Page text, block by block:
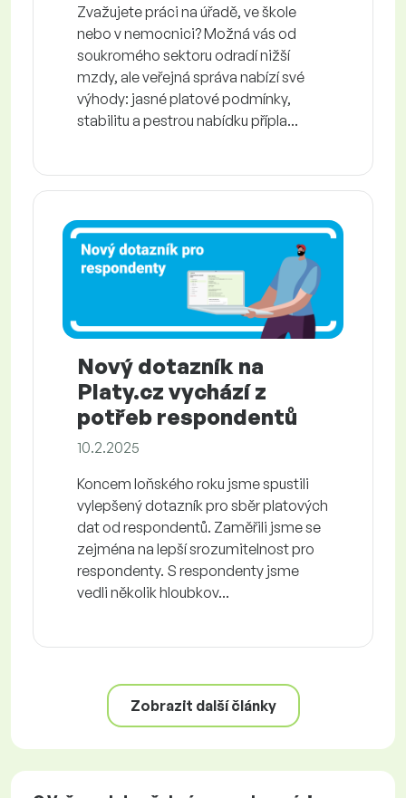
Zvažujete práci na úřadě, ve škole
nebo v nemocnici? Možná vás od
soukromého sektoru odradí nižší
mzdy, ale veřejná správa nabízí své
výhody: jasné platové podmínky,
stabilitu a pestrou nabídku přípla...
Nový dotazník na
Platy.cz vychází z
potřeb respondentů
10.2.2025
Koncem loňského roku jsme spustili
vylepšený dotazník pro sběr platových
dat od respondentů. Zaměřili jsme se
zejména na lepší srozumitelnost pro
respondenty. S respondenty jsme
vedli několik hloubkov...
Zobrazit další články